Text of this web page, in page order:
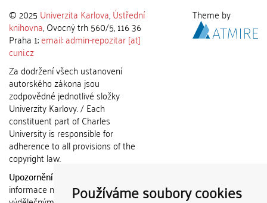
Používáme soubory cookies
© 2025 Univerzita Karlova,Ústřední
knihovna, Ovocný trh 560/5, 116 36
Praha 1;email: admin-repozitar [at]
cuni.cz
Za dodržení všech ustanovení
autorského zákona jsou
zodpovědné jednotlivé složky
Univerzity Karlovy. / Each
constituent part of Charles
University is responsible for
adherence to all provisions of the
copyright law.
Upozornění / Notice:
informace nemohou být použity k
Theme by